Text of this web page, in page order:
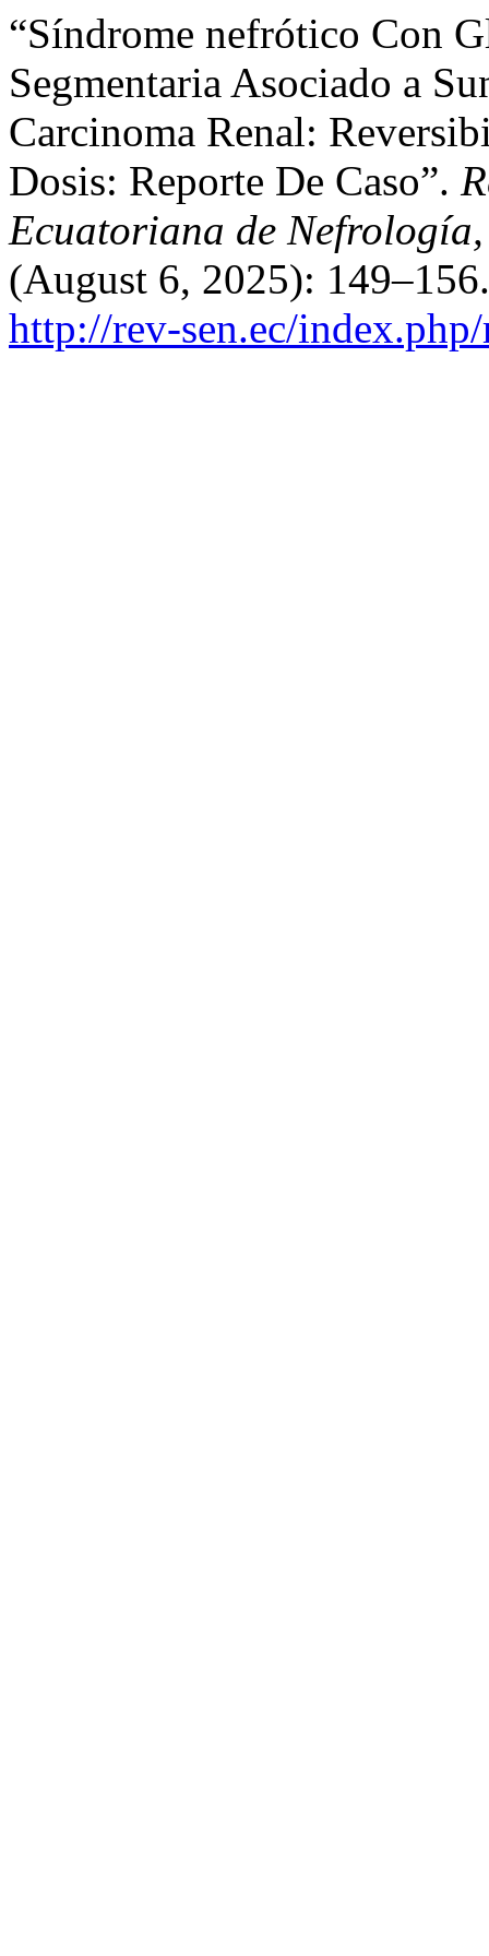
“Síndrome nefrótico Con
Segmentaria Asociado a
Carcinoma Renal:
Dosis: Reporte De Caso”.
Ecuatoriana de
(August 6, 2025):
http://rev-sen.ec/